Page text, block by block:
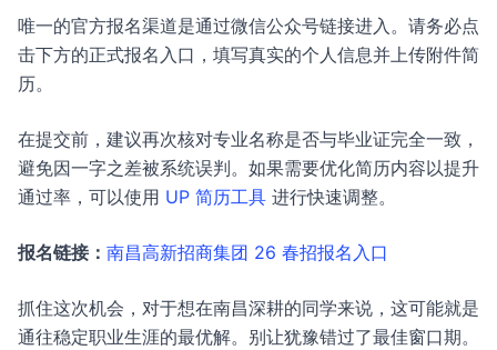
唯一的官方报名渠道是通过微信公众号链接进入。请务必点
击下方的正式报名入口，填写真实的个人信息并上传附件简
历。
在提交前，建议再次核对专业名称是否与毕业证完全一致，
避免因一字之差被系统误判。如果需要优化简历内容以提升
通过率，可以使用 UP 简历工具 进行快速调整。
报名链接： 南昌高新招商集团 26 春招报名入口
抓住这次机会，对于想在南昌深耕的同学来说，这可能就是
通往稳定职业生涯的最优解。别让犹豫错过了最佳窗口期。